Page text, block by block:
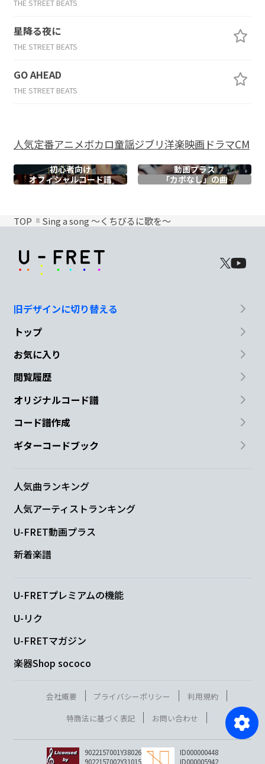
THE STREET BEATS
星降る夜に
THE STREET BEATS
GO AHEAD
THE STREET BEATS
人気定番アニメボカロ童謡ジブリ洋楽映画ドラマCM
初心者向け
動画プラス
オフィシャルコード譜 「カポなし」の曲
TOP Sing a song ～くちびるに歌を～
旧デザインに切り替える
トップ
お気に入り
閲覧履歴
オリジナルコード譜
コード譜作成
ギターコードブック
人気曲ランキング
人気アーティストランキング
U-FRET動画プラス
新着楽譜
U-FRETプレミアムの機能
U-リク
U-FRETマガジン
楽器Shop sococo
会社概要 プライバシーポリシー
利用規約
特商法に基づく表記
お問い合わせ
9022157001Y38026
9022157002Y31015
ID000000448
ID000005942